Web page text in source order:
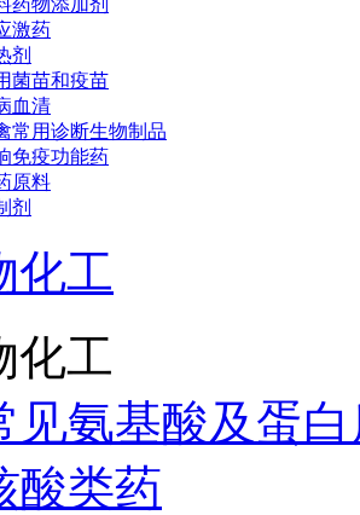
药物添加剂
激药
剂
菌苗和疫苗
血清
常用诊断生物制品
免疫功能药
原料
剂
化工
化工
见氨基酸及蛋
酸类药